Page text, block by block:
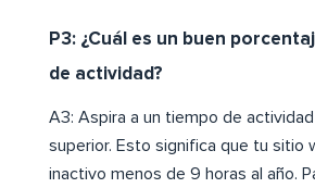
P3: ¿Cuál es un buen
de actividad?
A3: Aspira a un tiempo de
superior. Esto significa que tu sitio
inactivo menos de 9 horas al año.